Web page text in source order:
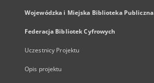
Wojewódzka i Miejska Biblioteka Publiczna
Federacja Bibliotek Cyfrowych
Uczestnicy Projektu
Opis projektu